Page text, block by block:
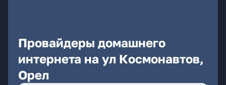
Провайдеры домашнего
интернета на ул Космонавтов,
Орел